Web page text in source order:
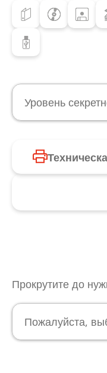
Уровень
Прокрутите до
Пожалуйста,